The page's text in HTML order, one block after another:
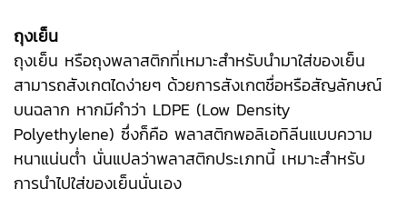
ถุงเย็น
ถุงเย็น หรือถุงพลาสติกที่เหมาะสำหรับนำมาใส่ของเย็น
สามารถสังเกตไดง่ายๆ ด้วยการสังเกตชื่อหรือสัญลักษณ์
บนฉลาก หากมีคำว่า LDPE (Low Density
Polyethylene) ซึ่งก็คือ พลาสติกพอลิเอทิลีนแบบความ
หนาแน่นต่ำ นั่นแปลว่าพลาสติกประเภทนี้ เหมาะสำหรับ
การนำไปใส่ของเย็นนั่นเอง